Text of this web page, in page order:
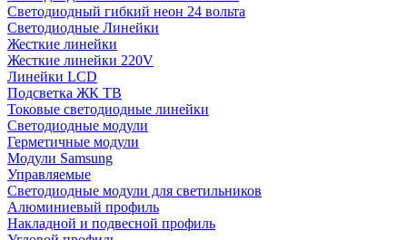
Светодиодный гибкий неон 24 вольта
Светодиодные Линейки
Жесткие линейки
Жесткие линейки 220V
Линейки LCD
Подсветка ЖК ТВ
Токовые светодиодные линейки
Светодиодные модули
Герметичные модули
Модули Samsung
Управляемые
Светодиодные модули для светильников
Алюминиевый профиль
Накладной и подвесной профиль